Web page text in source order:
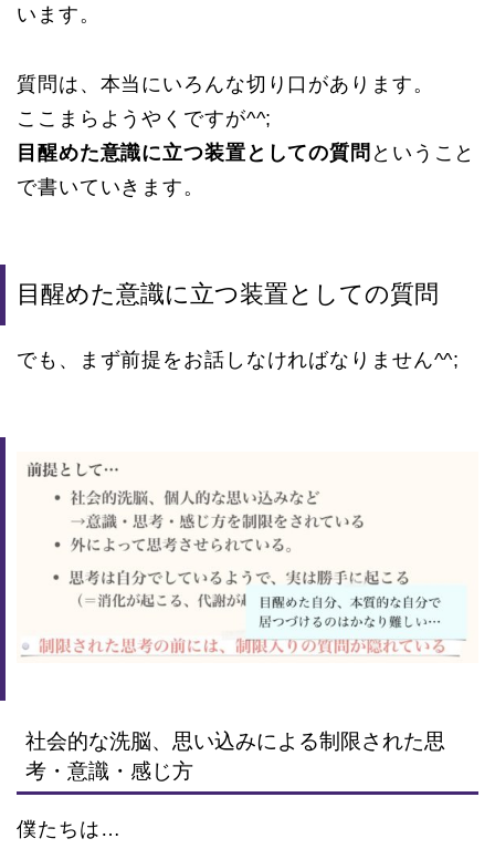
います。
質問は、本当にいろんな切り口があります。
ここまらようやくですが^^;
目醒めた意識に立つ装置としての質問 ということ
で書いていきます。
目醒めた意識に立つ装置としての質問
でも、まず前提をお話しなければなりません^^;
社会的な洗脳、思い込みによる制限された思
考・意識・感じ方
僕たちは…